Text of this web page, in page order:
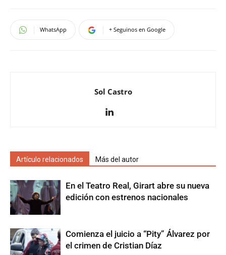
WhatsApp + Seguinos en Google
Sol Castro
Artículo relacionados Más del autor
En el Teatro Real, Girart abre su nueva
edición con estrenos nacionales
Comienza el juicio a “Pity” Álvarez por
el crimen de Cristian Díaz